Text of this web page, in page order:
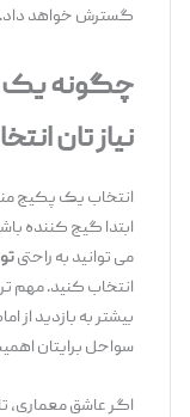
گسترش خواهد داد.
چگونه یک تور
تان انتخاب
انتخاب یک پکیج مناسب
ابتدا گیج‌ کننده باشد؛
می ‌توانید به ‌راحتیتور هند
انتخاب کنید. مهم ‌ترین
بیشتر به بازدید از اماکن
سواحل برایتان اهمیت
اگر عاشق معماری،